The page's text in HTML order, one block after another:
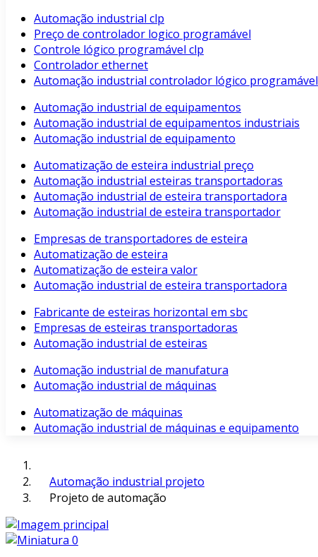
Automação industrial clp
Preço de controlador logico programável
Controle lógico programável clp
Controlador ethernet
Automação industrial controlador lógico programável
Automação industrial de equipamentos
Automação industrial de equipamentos industriais
Automação industrial de equipamento
Automatização de esteira industrial preço
Automação industrial esteiras transportadoras
Automação industrial de esteira transportadora
Automação industrial de esteira transportador
Empresas de transportadores de esteira
Automatização de esteira
Automatização de esteira valor
Automação industrial de esteira transportadora
Fabricante de esteiras horizontal em sbc
Empresas de esteiras transportadoras
Automação industrial de esteiras
Automação industrial de manufatura
Automação industrial de máquinas
Automatização de máquinas
Automação industrial de máquinas e equipamento
Automação industrial projeto
Projeto de automação